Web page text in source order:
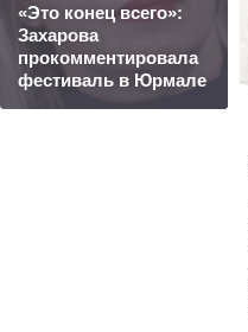
«Это конец всего»:
Захарова
прокомментировала
фестиваль в Юрмале